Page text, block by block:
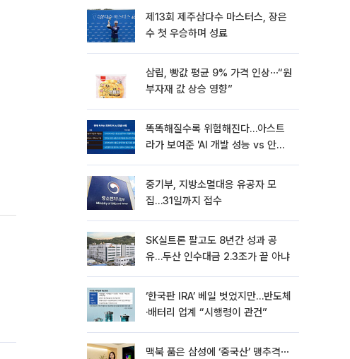
뷰]
제13회 제주삼다수 마스터스, 장은
수 첫 우승하며 성료
삼립, 빵값 평균 9% 가격 인상⋯“원
부자재 값 상승 영향”
똑똑해질수록 위험해진다…아스트
라가 보여준 'AI 개발 성능 vs 안전
중기부, 지방소멸대응 유공자 모
집…31일까지 접수
SK실트론 팔고도 8년간 성과 공
유…두산 인수대금 2.3조가 끝 아냐
‘한국판 IRA’ 베일 벗었지만…반도체
·배터리 업계 “시행령이 관건”
맥북 품은 삼성에 ‘중국산’ 맹추격⋯